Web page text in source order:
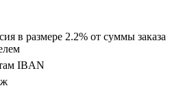
в размере 2.2% от суммы заказа
IBAN